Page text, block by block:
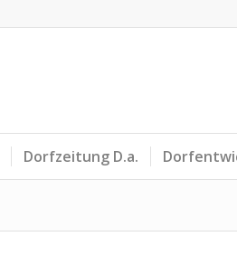
Dorfzeitung D.a.